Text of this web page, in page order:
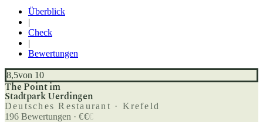
Überblick
|
Check
|
Bewertungen
8,5von 10
The Point im
Stadtpark Uerdingen
Deutsches Restaurant · Krefeld
196 Bewertungen · €€€